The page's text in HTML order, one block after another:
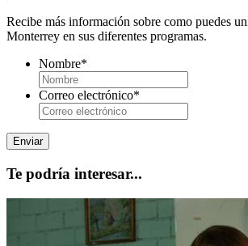
Recibe más información sobre como puedes
Monterrey en sus diferentes programas.
Nombre*
Correo electrónico*
Te podría interesar...